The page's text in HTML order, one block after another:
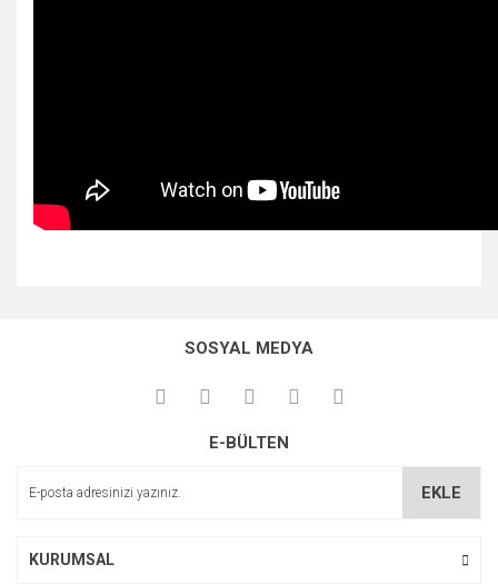
kullanarak tarafımıza iletebilirsiniz.
Görüş ve önerileriniz için teşekkür ederiz.
Ürün açıklamasında eksik bilgiler bulunuyor.
SOSYAL MEDYA
E-BÜLTEN
EKLE
KURUMSAL